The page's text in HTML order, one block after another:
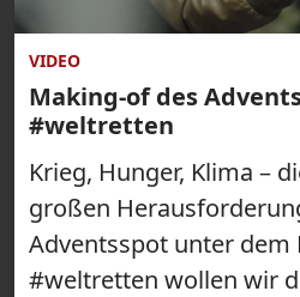
VIDEO
Making-of des
#weltretten
Krieg, Hunger, Klima –
großen
Adventsspot unter dem
#weltretten wollen wir